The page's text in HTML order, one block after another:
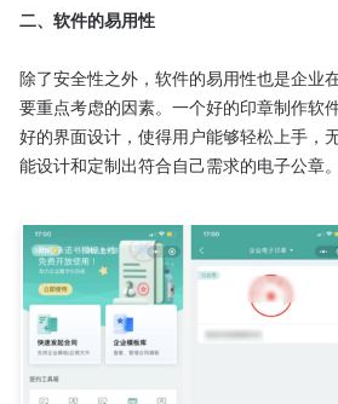
二、软件的易用性
除了安全性之外，软件的易用性也是企业
要重点考虑的因素。一个好的印章制作软
好的界面设计，使得用户能够轻松上手，
能设计和定制出符合自己需求的电子公章。